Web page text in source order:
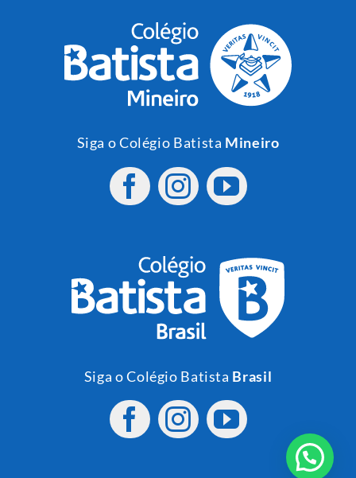
Siga o Colégio Batista Mineiro
Siga o Colégio Batista Brasil